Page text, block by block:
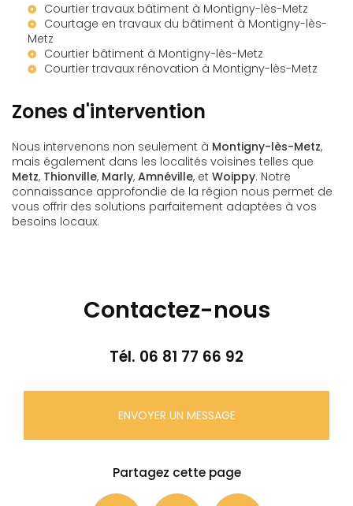
Courtier travaux bâtiment à Montigny-lès-Metz
Courtage en travaux du bâtiment à Montigny-lès-
Metz
Courtier bâtiment à Montigny-lès-Metz
Courtier travaux rénovation à Montigny-lès-Metz
Zones d'intervention
Nous intervenons non seulement à Montigny-lès-Metz,
mais également dans les localités voisines telles que
Metz, Thionville, Marly, Amnéville, et Woippy. Notre
connaissance approfondie de la région nous permet de
vous offrir des solutions parfaitement adaptées à vos
besoins locaux.
Contactez-nous
Tél. 06 81 77 66 92
ENVOYER UN MESSAGE
Partagez cette page
Facebook